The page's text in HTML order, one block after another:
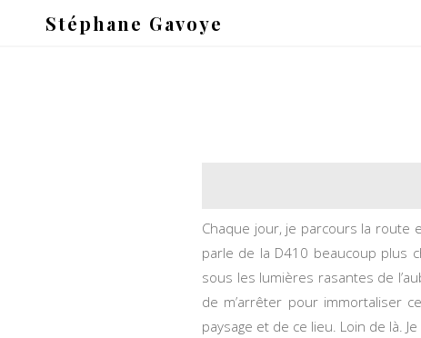
Stéphane Gavoye
Chaque jour, je parcours la route
parle de la D410 beaucoup plus
sous les lumières rasantes de
de m’arrêter pour immortaliser
paysage et de ce lieu. Loin de là.